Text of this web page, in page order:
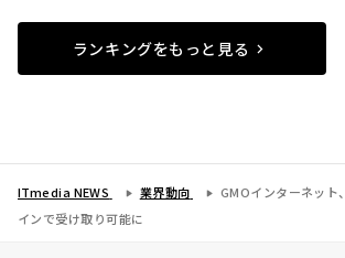
ランキングをもっと見る
ITmedia NEWS 業界動向
GMOインターネット
インで受け取り可能に